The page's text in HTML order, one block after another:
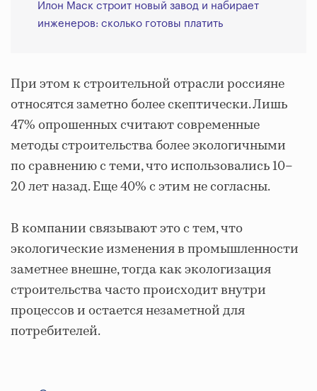
Илон Маск строит новый завод и набирает
инженеров: сколько готовы платить
При этом к строительной отрасли россияне
относятся заметно более скептически. Лишь
47% опрошенных считают современные
методы строительства более экологичными
по сравнению с теми, что использовались 10–
20 лет назад. Еще 40% с этим не согласны.
В компании связывают это с тем, что
экологические изменения в промышленности
заметнее внешне, тогда как экологизация
строительства часто происходит внутри
процессов и остается незаметной для
потребителей.